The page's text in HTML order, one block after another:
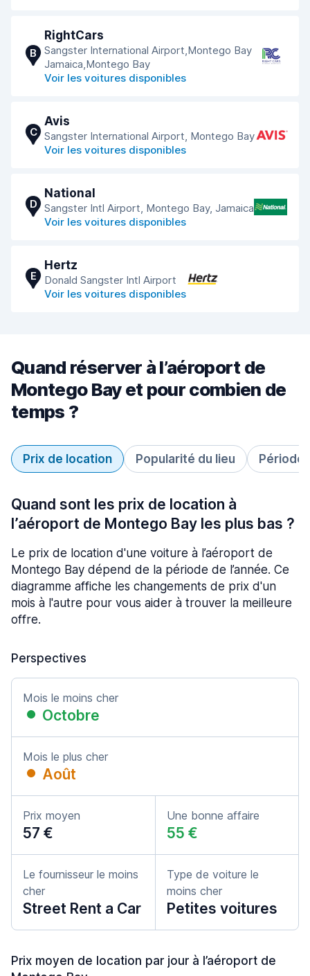
B
RightCars
Sangster International Airport,Montego Bay
Jamaica,Montego Bay
Voir les voitures disponibles
C
Avis
Sangster International Airport, Montego Bay
Voir les voitures disponibles
D
National
Sangster Intl Airport, Montego Bay, Jamaica
Voir les voitures disponibles
E
Hertz
Donald Sangster Intl Airport
Voir les voitures disponibles
Quand réserver à l’aéroport de
Montego Bay et pour combien de
temps ?
Prix de location Popularité du lieu Période
Quand sont les prix de location à
l’aéroport de Montego Bay les plus bas ?
Le prix de location d'une voiture à l’aéroport de
Montego Bay dépend de la période de l’année. Ce
diagramme affiche les changements de prix d'un
mois à l'autre pour vous aider à trouver la meilleure
offre.
Perspectives
Mois le moins cher
Octobre
Mois le plus cher
Août
Prix moyen
57 €
Une bonne affaire
55 €
Le fournisseur le moins
cher
Street Rent a Car
Type de voiture le
moins cher
Petites voitures
Prix moyen de location par jour à l’aéroport de